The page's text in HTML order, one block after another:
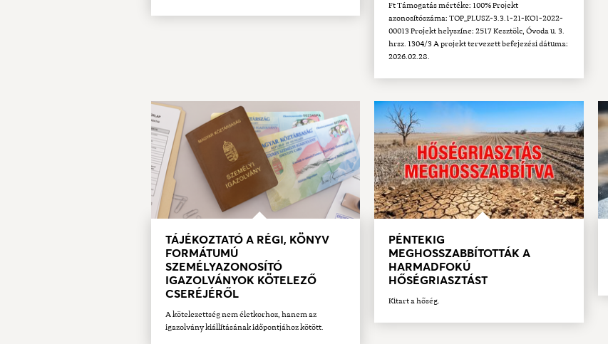
Ft Támogatás mértéke: 100% Projekt
azonosítószáma: TOP_PLUSZ-3.3.1-21-KO1-2022-
00013 Projekt helyszíne: 2517 Kesztölc, Óvoda u. 3.
hrsz. 1304/3 A projekt tervezett befejezési dátuma:
2026.02.28.
TÁJÉKOZTATÓ A RÉGI, KÖNYV
FORMÁTUMÚ
SZEMÉLYAZONOSÍTÓ
IGAZOLVÁNYOK KÖTELEZŐ
CSERÉJÉRŐL
A kötelezettség nem életkorhoz, hanem az
igazolvány kiállításának időpontjához kötött.
PÉNTEKIG
MEGHOSSZABBÍTOTTÁK A
HARMADFOKÚ
HŐSÉGRIASZTÁST
Kitart a hőség.